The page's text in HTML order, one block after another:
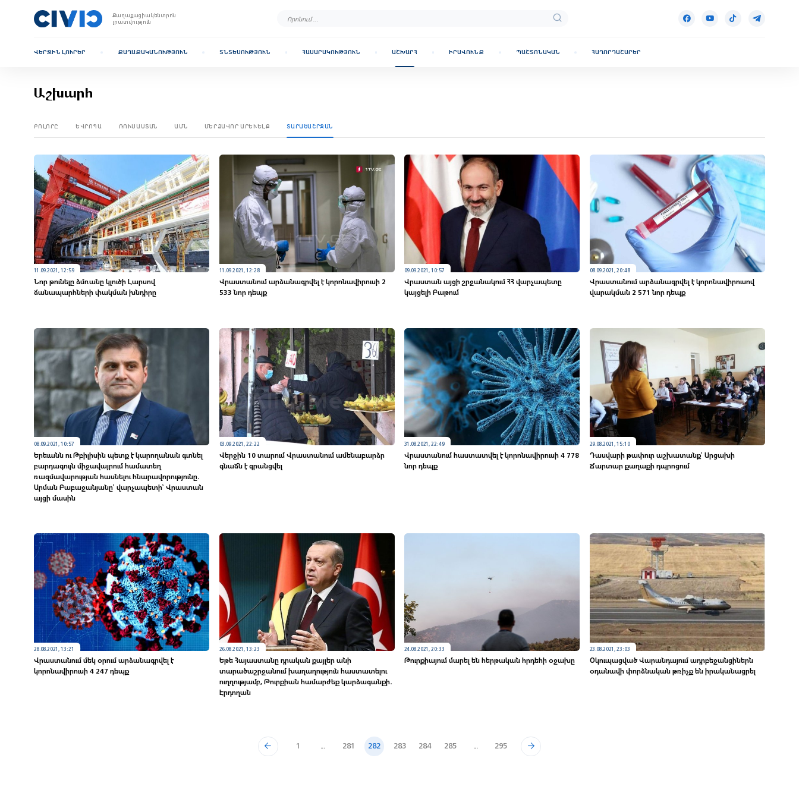
Քաղաքացիակենտրոն
լրատվություն
ՎԵՐՋԻՆ ԼՈՒՐԵՐ ՔԱՂԱՔԱԿԱՆՈՒԹՅՈՒՆ ՏՆՏԵՍՈՒԹՅՈՒՆ ՀԱՍԱՐԱԿՈՒԹՅՈՒՆ ԱՇԽԱՐՀ ԻՐԱՎՈՒՆՔ ՊԱՇՏՈՆԱԿԱՆ ՀԱՂՈՐԴԱՇԱՐԵՐ
Աշխարհ
ԲՈԼՈՐԸ ԵՎՐՈՊԱ ՌՈՒՍԱՍՏԱՆ ԱՄՆ ՄԵՐՁԱՎՈՐ ԱՐԵՒԵԼՔ ՏԱՐԱԾԱՇՐՋԱՆ
11.09.2021, 12:59
Նոր թունելը ձմռանը կլուծի Լարսով
ճանապարհների փակման խնդիրը
11.09.2021, 12:28
Վրաստանում արձանագրվել է կորոնավիրուսի 2
533 նոր դեպք
09.09.2021, 10:57
Վրաստան այցի շրջանակում ՀՀ վարչապետը
կայցելի Բաթում
08.09.2021, 20:48
Վրաստանում արձանագրվել է կորոնավիրուսով
վարակման 2 571 նոր դեպք
08.09.2021, 10:57
Երեւանն ու Թբիլիսին պետք է կարողանան գտնել
բարդագույն միջավայրում համատեղ
ռազմավարության հասնելու հնարավորությունը․
Արման Բաբաջանյանը՝ վարչապետի՝ Վրաստան
այցի մասին
03.09.2021, 22:22
Վերջին 10 տարում Վրաստանում ամենաբարձր
գնաճն է գրանցվել
31.08.2021, 22:49
Վրաստանում հաստատվել է կորոնավիրուսի 4 778
նոր դեպք
29.08.2021, 15:10
Դասվարի թափուր աշխատանք՝ Արցախի
Ճարտար քաղաքի դպրոցում
28.08.2021, 13:21
Վրաստանում մեկ օրում արձանագրվել է
կորոնավիրուսի 4 247 դեպք
26.08.2021, 13:23
Եթե Հայաստանը դրական քայլեր անի
տարածաշրջանում խաղաղություն հաստատելու
ուղղությամբ, Թուրքիան համարժեք կարձագանքի․
Էրդողան
24.08.2021, 20:33
Թուրքիայում մարել են հերթական հրդեհի օջախը
23.08.2021, 23:03
Օկուպացված Վարանդայում ադրբեջանցիներն
օդանավի փորձնական թռիչք են իրականացրել
1 ... 281 282 283 284 285 ... 295